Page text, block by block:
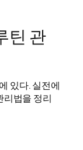
틴 관
있다. 실전에
리법을 정리